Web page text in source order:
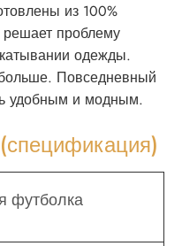
из 100%
решает проблему
одежды.
Повседневный
удобным и модным.
футболка